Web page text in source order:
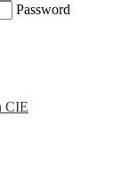
Password
CIE